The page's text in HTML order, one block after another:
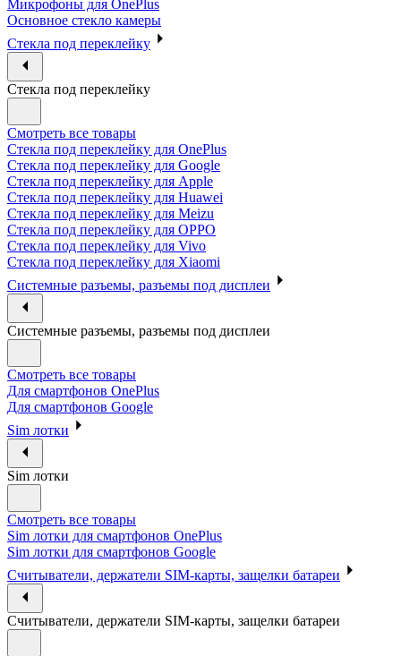
Микрофоны для OnePlus
Основное стекло камеры
Стекла под переклейку
Стекла под переклейку
Смотреть все товары
Стекла под переклейку для OnePlus
Стекла под переклейку для Google
Стекла под переклейку для Apple
Стекла под переклейку для Huawei
Стекла под переклейку для Meizu
Стекла под переклейку для OPPO
Стекла под переклейку для Vivo
Стекла под переклейку для Xiaomi
Системные разъемы, разъемы под дисплеи
Системные разъемы, разъемы под дисплеи
Смотреть все товары
Для смартфонов OnePlus
Для смартфонов Google
Sim лотки
Sim лотки
Смотреть все товары
Sim лотки для смартфонов OnePlus
Sim лотки для смартфонов Google
Считыватели, держатели SIM-карты, защелки батареи
Считыватели, держатели SIM-карты, защелки батареи